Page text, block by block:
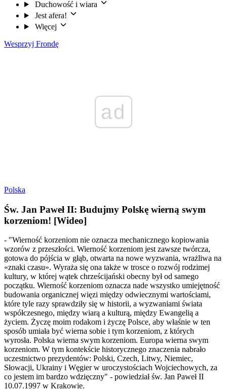
Duchowość i wiara
Jest afera!
Więcej
Wesprzyj Frondę
ad
Polska
Św. Jan Paweł II: Budujmy Polskę wierną swym
korzeniom! [Wideo]
- "Wierność korzeniom nie oznacza mechanicznego kopiowania
wzorów z przeszłości. Wierność korzeniom jest zawsze twórcza,
gotowa do pójścia w głąb, otwarta na nowe wyzwania, wrażliwa na
«znaki czasu». Wyraża się ona także w trosce o rozwój rodzimej
kultury, w której wątek chrześcijański obecny był od samego
początku. Wierność korzeniom oznacza nade wszystko umiejętność
budowania organicznej więzi między odwiecznymi wartościami,
które tyle razy sprawdziły się w historii, a wyzwaniami świata
współczesnego, między wiarą a kulturą, między Ewangelią a
życiem. Życzę moim rodakom i życzę Polsce, aby właśnie w ten
sposób umiała być wierna sobie i tym korzeniom, z których
wyrosła. Polska wierna swym korzeniom. Europa wierna swym
korzeniom. W tym kontekście historycznego znaczenia nabrało
uczestnictwo prezydentów: Polski, Czech, Litwy, Niemiec,
Słowacji, Ukrainy i Węgier w uroczystościach Wojciechowych, za
co jestem im bardzo wdzięczny" - powiedział św. Jan Paweł II
10.07.1997 w Krakowie.